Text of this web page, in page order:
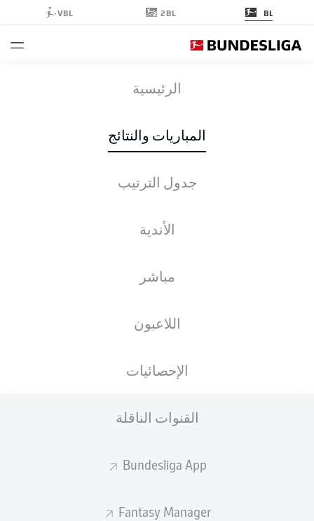
BL
2BL
VBL
الرئيسية
المباريات والنتائج
جدول الترتيب
الأندية
مباشر
اللاعبون
الإحصائيات
القنوات الناقلة
Bundesliga App
Fantasy Manager
2
3
الأخبار التشكيلات الإحصائيات
1.16
2.43